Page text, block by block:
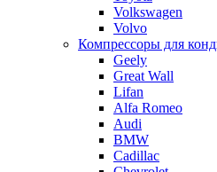
Volkswagen
Volvo
Компрессоры для
Geely
Great Wall
Lifan
Alfa Romeo
Audi
BMW
Cadillac